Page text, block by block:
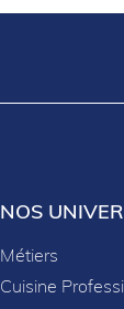
NOS
Métiers
Cuisine